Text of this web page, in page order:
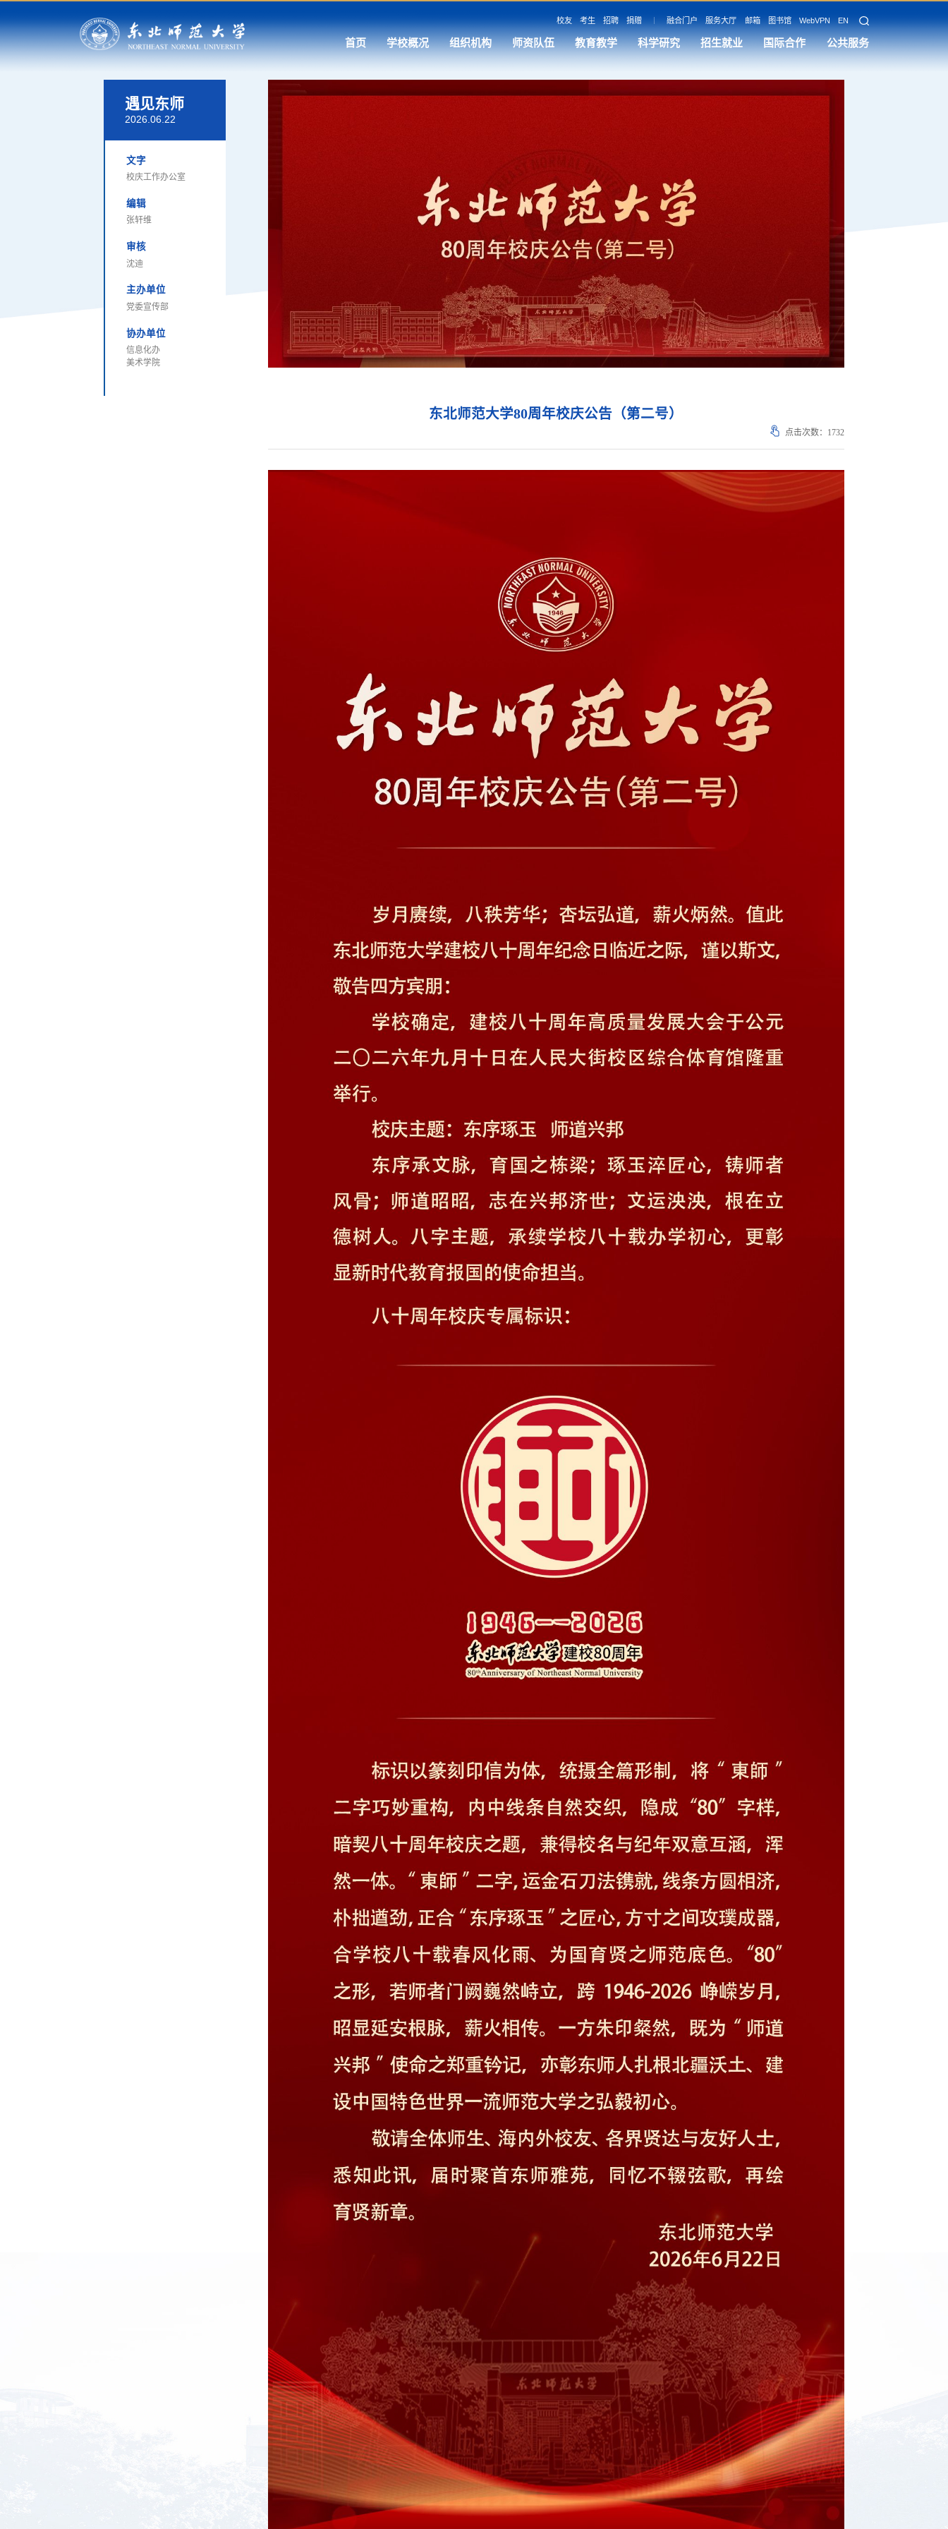
校友 考生 招聘 捐赠 融合门户 服务大厅 邮箱 图书馆 WebVPN EN
首页 学校概况 组织机构 师资队伍 教育教学 科学研究 招生就业 国际合作 公共服务
遇见东师
2026.06.22
文字
校庆工作办公室
编辑
张轩维
审核
沈迪
主办单位
党委宣传部
协办单位
信息化办
美术学院
东北师范大学80周年校庆公告（第二号）
点击次数： 1732